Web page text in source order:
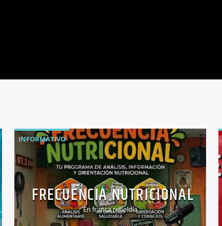
INFORMATIVO
FRECUENCIA NUTRICIONAL
En franca rebeldía